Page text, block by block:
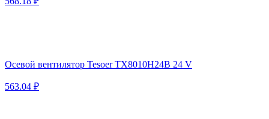
Осевой вентилятор Tesoer TX8010H24B 24 V
563.04 ₽